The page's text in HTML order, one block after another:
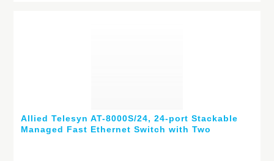
Allied Telesyn AT-8000S/24, 24-port Stackable
Managed Fast Ethernet Switch with Two